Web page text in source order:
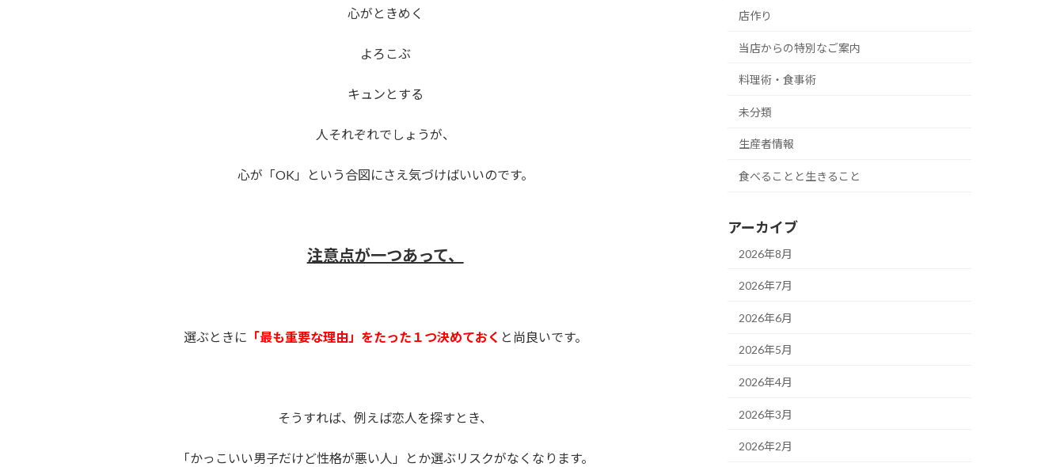
心がときめく
よろこぶ
キュンとする
人それぞれでしょうが、
心が「OK」という合図にさえ気づけばいいのです。
注意点が一つあって、
選ぶときに 「最も重要な理由」をたった１つ決めておく と尚良いです。
そうすれば、例えば恋人を探すとき、
「かっこいい男子だけど性格が悪い人」とか選ぶリスクがなくなります。
店作り
当店からの特別なご案内
料理術・食事術
未分類
生産者情報
食べることと生きること
アーカイブ
2026年8月
2026年7月
2026年6月
2026年5月
2026年4月
2026年3月
2026年2月